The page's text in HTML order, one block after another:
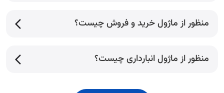
منظور از ماژول خرید و فروش چیست؟
منظور از ماژول انبارداری چیست؟